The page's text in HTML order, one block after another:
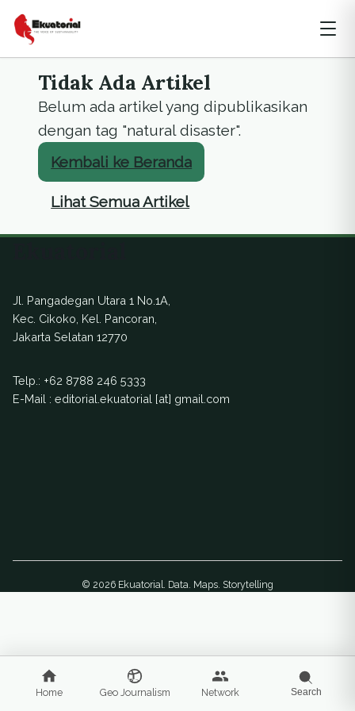
Tidak Ada Artikel
Belum ada artikel yang dipublikasikan
dengan tag "natural disaster".
Kembali ke Beranda
Lihat Semua Artikel
Jl. Pangadegan Utara 1 No.1A,
Kec. Cikoko, Kel. Pancoran,
Jakarta Selatan 12770
Telp.: +62 8788 246 5333
E-Mail : editorial.ekuatorial [at] gmail.com
© 2026 Ekuatorial. Data. Maps. Storytelling
Home Geo Journalism Network Search